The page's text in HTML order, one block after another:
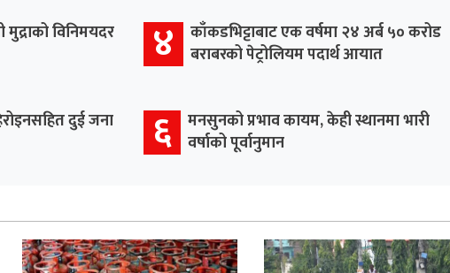
विनिमयदर ४ काँकडभिट्टाबाट एक वर्षमा २४ अर्ब ५० करोड
बराबरको पेट्रोलियम पदार्थ आयात
दुई जना
६ मनसुनको प्रभाव कायम, केही स्थानमा भारी
वर्षाको पूर्वानुमान